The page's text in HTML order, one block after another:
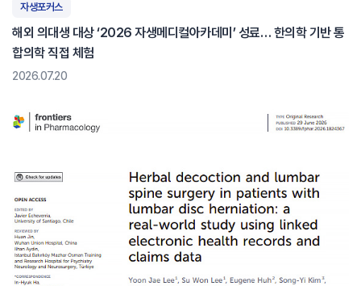
자생포커스
해외 의대생 대상 ‘2026 자생메디컬아카데미’ 성료… 한의학 기반 통
합의학 직접 체험
2026.07.20